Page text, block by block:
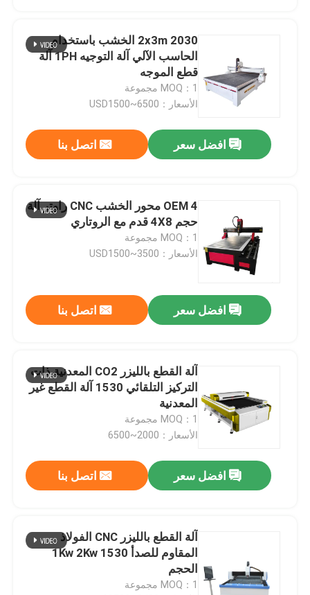
2x3m 2030 الخشب باستخدام
الحاسب الآلي آلة التوجيه 1PH آلة
قطع الموجه
MOQ：1 مجموعة
الأسعار：USD1500~6500
افضل سعر اتصل بنا
OEM 4 محور الخشب CNC راوتر آلة
حجم 4X8 قدم مع الروتاري
MOQ：1 مجموعة
الأسعار：USD1500~3500
افضل سعر اتصل بنا
آلة القطع بالليزر CO2 المعدنية ذات
التركيز التلقائي 1530 آلة القطع غير
المعدنية
MOQ：1 مجموعة
الأسعار：2000~6500
افضل سعر اتصل بنا
آلة القطع بالليزر CNC الفولاذ
المقاوم للصدأ 1Kw 2Kw 1530
الحجم
MOQ：1 مجموعة